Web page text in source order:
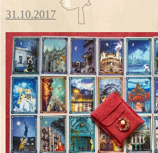
31.10.2017